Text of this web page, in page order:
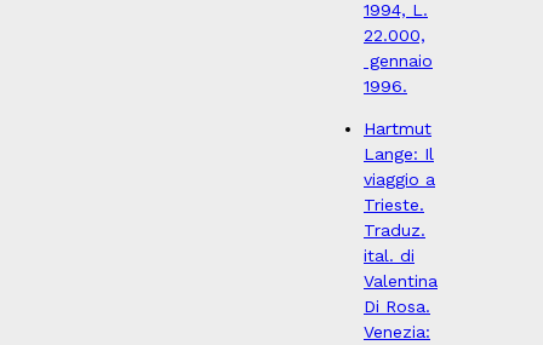
1994, L.
22.000,
gennaio
1996.
Hartmut
Lange: Il
viaggio a
Trieste.
Traduz.
ital. di
Valentina
Di Rosa.
Venezia: